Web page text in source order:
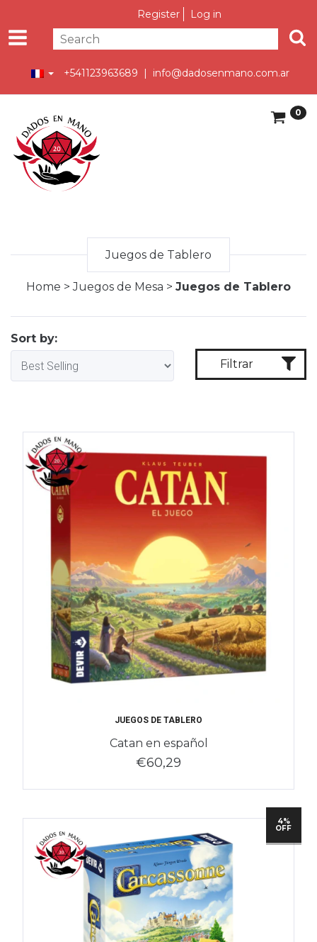
Register Log in
+541123963689 | info@dadosenmano.com.ar
0
Juegos de Tablero
Home > Juegos de Mesa > Juegos de Tablero
Sort by:
Filtrar
JUEGOS DE TABLERO
Catan en español
€60,29
4%
OFF